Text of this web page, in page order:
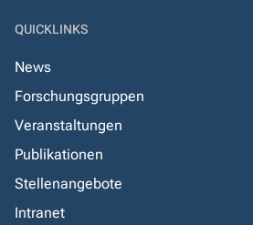
QUICKLINKS
News
Forschungsgruppen
Veranstaltungen
Publikationen
Stellenangebote
Intranet